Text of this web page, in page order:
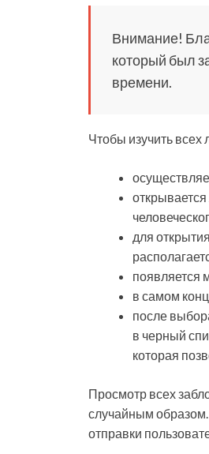
Внимание!
который был
времени.
Чтобы изучить всех
для
появляется
в самом
после
в черный
которая
Просмотр всех
случайным
отправки